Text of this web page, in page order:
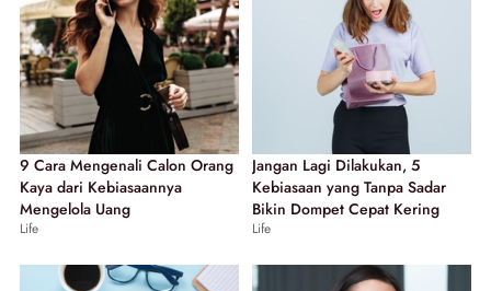
9 Cara Mengenali Calon Orang
Kaya dari Kebiasaannya
Mengelola Uang
Life
Jangan Lagi Dilakukan, 5
Kebiasaan yang Tanpa Sadar
Bikin Dompet Cepat Kering
Life